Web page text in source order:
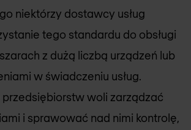
niektórzy dostawcy usług
tego standardu do obsługi
z dużą liczbą urządzeń lub
w świadczeniu usług.
woli zarządzać
i sprawować nad nimi kontrolę,